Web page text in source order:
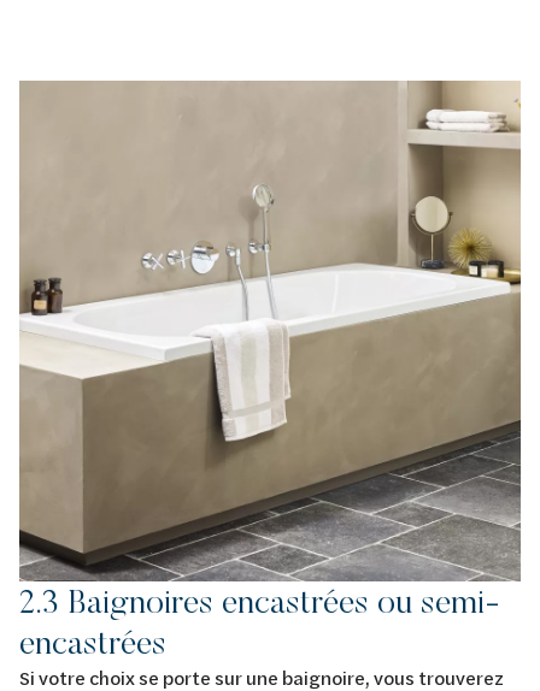
2.3 Baignoires encastrées ou semi-
encastrées
Si votre choix se porte sur une baignoire, vous trouverez